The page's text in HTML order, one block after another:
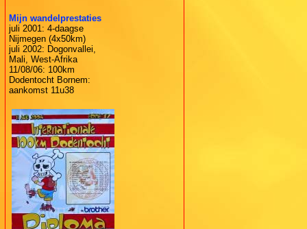
Mijn wandelprestaties
juli 2001: 4-daagse
Nijmegen (4x50km)
juli 2002: Dogonvallei,
Mali, West-Afrika
11/08/06: 100km
Dodentocht Bornem:
aankomst 11u38